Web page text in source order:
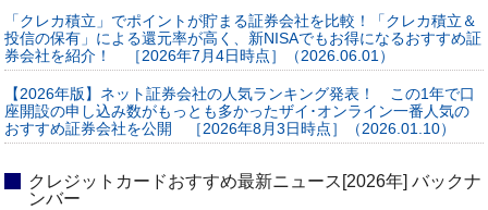
「クレカ積立」でポイントが貯まる証券会社を比較！「クレカ積立＆
投信の保有」による還元率が高く、新NISAでもお得になるおすすめ証
券会社を紹介！ ［2026年7月4日時点］（2026.06.01）
【2026年版】ネット証券会社の人気ランキング発表！ この1年で口
座開設の申し込み数がもっとも多かったザイ･オンライン一番人気の
おすすめ証券会社を公開 ［2026年8月3日時点］（2026.01.10）
クレジットカードおすすめ最新ニュース[2026年] バックナ
ンバー